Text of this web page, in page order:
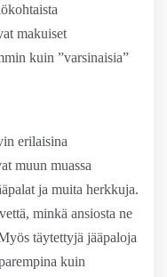
makuiset
kuin ”varsinaisia”
erilaisina
muun muassa
ja muita herkkuja.
minkä ansiosta ne
täytettyjä jääpaloja
kuin